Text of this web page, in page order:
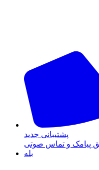
پشتیبانی جدید
پیامک و تماس صوتی
بله